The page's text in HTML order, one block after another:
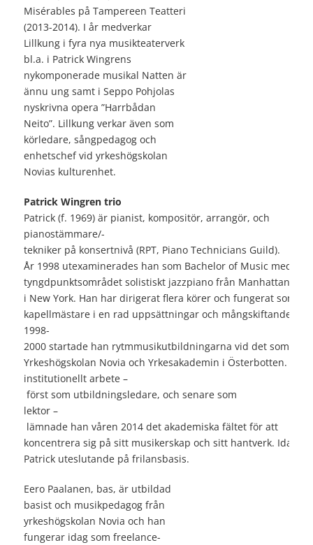
Misérables på Tampereen Teatteri
(2013-2014). I år medverkar
Lillkung i fyra nya musikteaterverk
bl.a. i Patrick Wingrens
nykomponerade musikal Natten är
ännu ung samt i Seppo Pohjolas
nyskrivna opera ”Harrbådan
Neito”. Lillkung verkar även som
körledare, sångpedagog och
enhetschef vid yrkeshögskolan
Novias kulturenhet.
Patrick Wingren trio
Patrick (f. 1969) är pianist, kompositör, arrangör, och
pianostämmare/-
tekniker på konsertnivå (RPT, Piano Technicians Guild).
År 1998 utexaminerades han som Bachelor of Music med
tyngdpunktsområdet solistiskt jazzpiano från Manhattan
i New York. Han har dirigerat flera körer och fungerat som
kapellmästare i en rad uppsättningar och mångskiftande
1998-
2000 startade han rytmmusikutbildningarna vid det som
Yrkeshögskolan Novia och Yrkesakademin i Österbotten.
institutionellt arbete –
först som utbildningsledare, och senare som
lektor –
lämnade han våren 2014 det akademiska fältet för att
koncentrera sig på sitt musikerskap och sitt hantverk. Idag
Patrick uteslutande på frilansbasis.
Eero Paalanen, bas, är utbildad
basist och musikpedagog från
yrkeshögskolan Novia och han
fungerar idag som freelance-